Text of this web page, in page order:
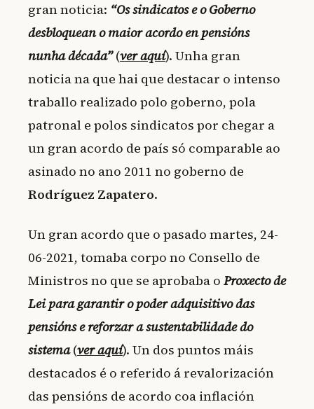
gran noticia: “Os sindicatos e o Goberno
desbloquean o maior acordo en pensións
nunha década”(ver aquí). Unha gran
noticia na que hai que destacar o intenso
traballo realizado polo goberno, pola
patronal e polos sindicatos por chegar a
un gran acordo de país só comparable ao
asinado no ano 2011 no goberno de
Rodríguez Zapatero.
Un gran acordo que o pasado martes, 24-
06-2021, tomaba corpo no Consello de
Ministros no que se aprobaba o Proxecto de
Lei para garantir o poder adquisitivo das
pensións e reforzar a sustentabilidade do
sistema(ver aquí). Un dos puntos máis
destacados é o referido á revalorización
das pensións de acordo coa inflación